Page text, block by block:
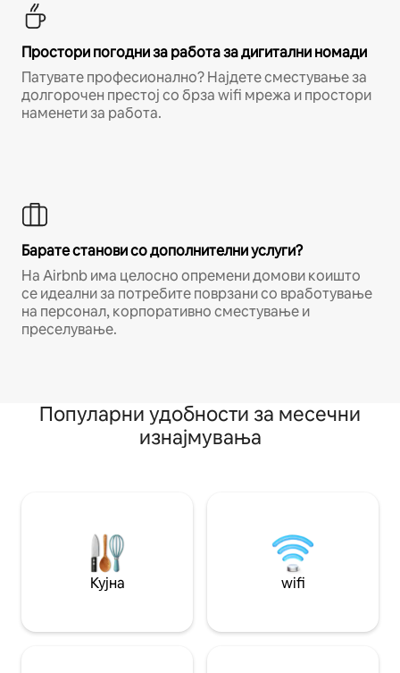
Простори погодни за работа за дигитални номади
Патувате професионално? Најдете сместување за
долгорочен престој со брза wifi мрежа и простори
наменети за работа.
Барате станови со дополнителни услуги?
На Airbnb има целосно опремени домови коишто
се идеални за потребите поврзани со вработување
на персонал, корпоративно сместување и
преселување.
Популарни удобности за месечни
изнајмувања
Кујна wifi